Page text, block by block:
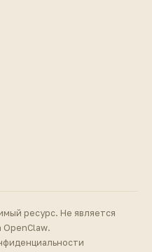
ресурс. Не является